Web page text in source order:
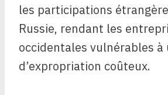
les participations
Russie, rendant les
occidentales vulnérables à
d’expropriation coûteux.